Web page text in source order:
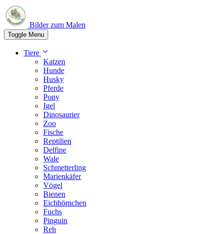
Bilder zum Malen
Toggle Menu
Tiere
Katzen
Hunde
Husky
Pferde
Pony
Igel
Dinosaurier
Zoo
Fische
Reptilien
Delfine
Wale
Schmetterling
Marienkäfer
Vögel
Bienen
Eichhörnchen
Fuchs
Pinguin
Reh